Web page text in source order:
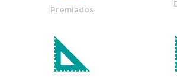
Premiados